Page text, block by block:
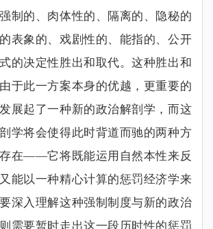
制的、肉体性的、隔离的、隐秘的
表象的、戏剧性的、能指的、公开
的决定性胜出和取代。这种胜出和
于此一方案本身的优越，更重要的
展起了一种新的政治解剖学，而这
学将会使得此时背道而驰的两种方
在——它将既能运用自然本性来反
能以一种精心计算的惩罚经济学来
深入理解这种强制制度与新的政治
需要暂时走出这一段历时性的惩罚